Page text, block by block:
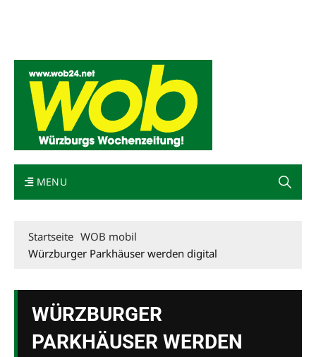
MENU
Startseite WOB mobil
Würzburger Parkhäuser werden digital
WÜRZBURGER
PARKHÄUSER WERDEN